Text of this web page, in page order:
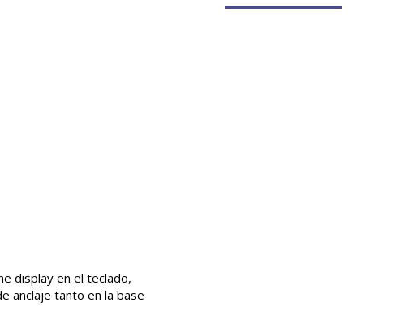
display en el teclado,
anclaje tanto en la base